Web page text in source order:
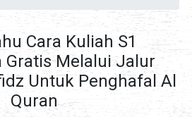
Cara Kuliah S1
Gratis Melalui Jalur
Untuk Penghafal Al
Quran